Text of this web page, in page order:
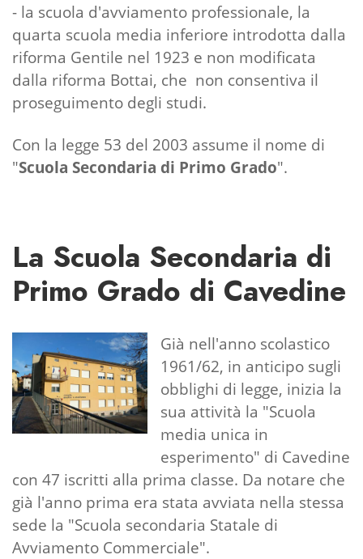
- la scuola d'avviamento professionale, la
quarta scuola media inferiore introdotta dalla
riforma Gentile nel 1923 e non modificata
dalla riforma Bottai, che non consentiva il
proseguimento degli studi.
Con la legge 53 del 2003 assume il nome di
"Scuola Secondaria di Primo Grado".
La Scuola Secondaria di
Primo Grado di Cavedine
Già nell'anno scolastico
1961/62, in anticipo sugli
obblighi di legge, inizia la
sua attività la "Scuola
media unica in
esperimento" di Cavedine
con 47 iscritti alla prima classe. Da notare che
già l'anno prima era stata avviata nella stessa
sede la "Scuola secondaria Statale di
Avviamento Commerciale".